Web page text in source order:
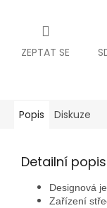
ZEPTAT SE
Popis Diskuze
Detailní
Designová
Zařízení